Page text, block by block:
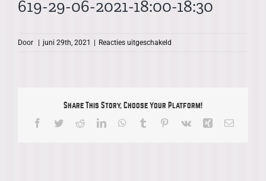
619-29-06-2021-18:00-18:30
Door | juni 29th, 2021 | Reacties uitgeschakeld
18:00-
Share This Story, Choose Your Platform!
Facebook
TwitterRedditLinkedInWhatsApp
Tumblr Pinterest
Vk Xing E-